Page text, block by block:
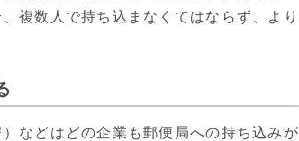
複数人で持ち込まなくてはならず、より
などはどの企業も郵便局への持ち込みが